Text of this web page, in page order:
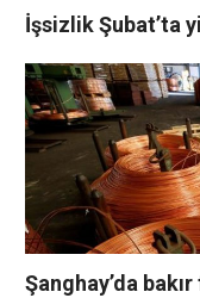
İşsizlik Şubat’ta
Şanghay’da